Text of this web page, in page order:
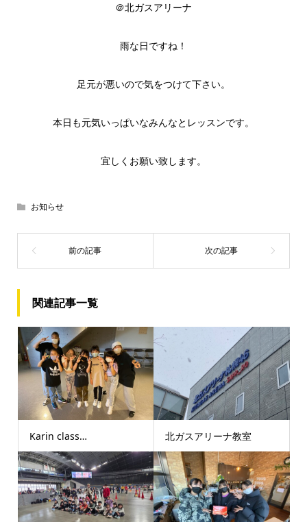
＠北ガスアリーナ
雨な日ですね！
足元が悪いので気をつけて下さい。
本日も元気いっぱいなみんなとレッスンです。
宜しくお願い致します。
お知らせ
関連記事一覧
Karin class… 北ガスアリーナ教室